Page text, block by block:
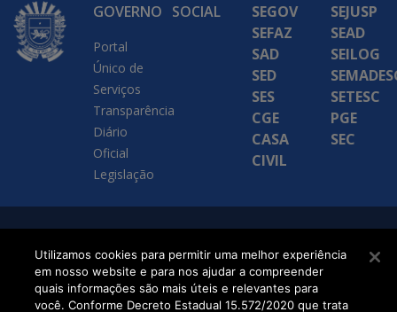
GOVERNO
Portal
Único de
Serviços
Transparência
Diário
Oficial
Legislação
SOCIAL
SEGOV
SEFAZ
SAD
SED
SES
CGE
CASA
CIVIL
SEJUSP
SEAD
SEILOG
SETESC
PGE
SEC
Executiva de
Transformação Digital
Utilizamos cookies para permitir uma melhor experiência
em nosso website e para nos ajudar a compreender
quais informações são mais úteis e relevantes para
você. Conforme Decreto Estadual 15.572/2020 que trata